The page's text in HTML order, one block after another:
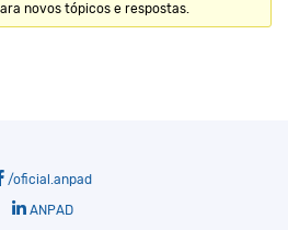
novos tópicos e respostas.
/oficial.anpad
ANPAD